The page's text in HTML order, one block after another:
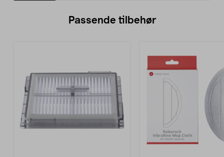
Passende tilbehør